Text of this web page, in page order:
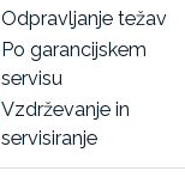
Odpravljanje težav
Po garancijskem
servisu
Vzdrževanje in
servisiranje